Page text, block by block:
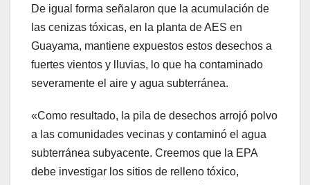
De igual forma señalaron que la acumulación de
las cenizas tóxicas, en la planta de AES en
Guayama, mantiene expuestos estos desechos a
fuertes vientos y lluvias, lo que ha contaminado
severamente el aire y agua subterránea.
«Como resultado, la pila de desechos arrojó polvo
a las comunidades vecinas y contaminó el agua
subterránea subyacente. Creemos que la EPA
debe investigar los sitios de relleno tóxico,